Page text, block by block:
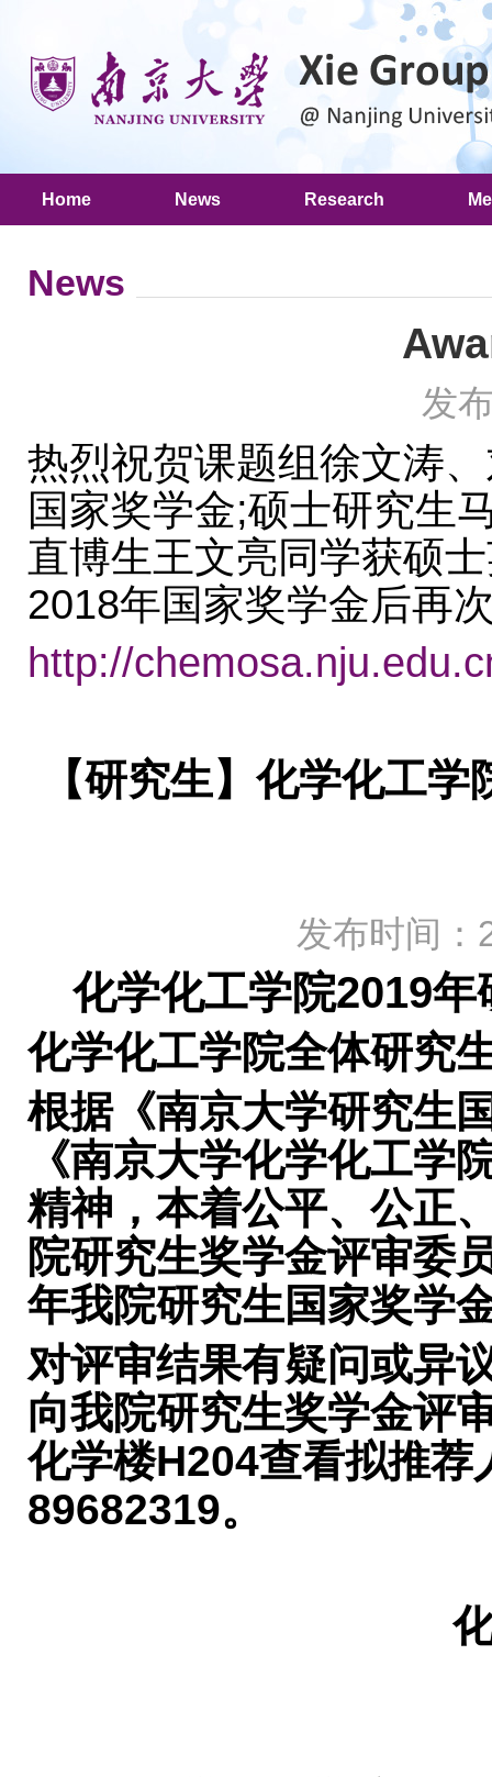
Home News Research
News
发
热烈祝贺课题组徐文涛
国家奖学金;硕士研究生
直博生王文亮同学获硕
2018年国家奖学金后再
http://
【研究生】化学化工
发布时间
化学化工学院2019
化学化工学院全体研究
根据《南京大学研究生
《南京大学化学化工学
精神，本着公平、公正
院研究生奖学金评审委
年我院研究生国家奖学
对评审结果有疑问或异
向我院研究生奖学金评
化学楼H204查看拟推
89682319。